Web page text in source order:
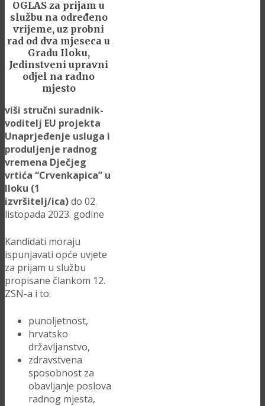
OGLAS za prijam u
službu na određeno
vrijeme, uz probni
rad od dva mjeseca u
Gradu Iloku,
Jedinstveni upravni
odjel na radno
mjesto
viši stručni suradnik-
voditelj EU projekta
Unaprjeđenje usluga i
produljenje radnog
vremena Dječjeg
vrtića “Crvenkapica” u
Iloku (1
izvršitelj/ica)do 02.
listopada 2023. godine
Kandidati moraju
ispunjavati opće uvjete
za prijam u službu
propisane člankom 12.
ZSN-a i to:
punoljetnost,
hrvatsko
državljanstvo,
zdravstvena
sposobnost za
obavljanje poslova
radnog mjesta,